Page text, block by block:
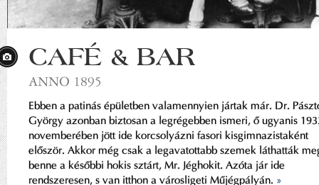
CAFÉ & BAR
ANNO 1895
Ebben a patinás épületben valamennyien jártak már. Dr.
György azonban biztosan a legrégebben ismeri, ő ugyanis
novemberében jött ide korcsolyázni fasori kisgimnazistaként
először. Akkor még csak a legavatottabb szemek láthatták
benne a későbbi hokis sztárt, Mr. Jéghokit. Azóta jár ide
rendszeresen, s van itthon a városligeti Műjégpályán. »